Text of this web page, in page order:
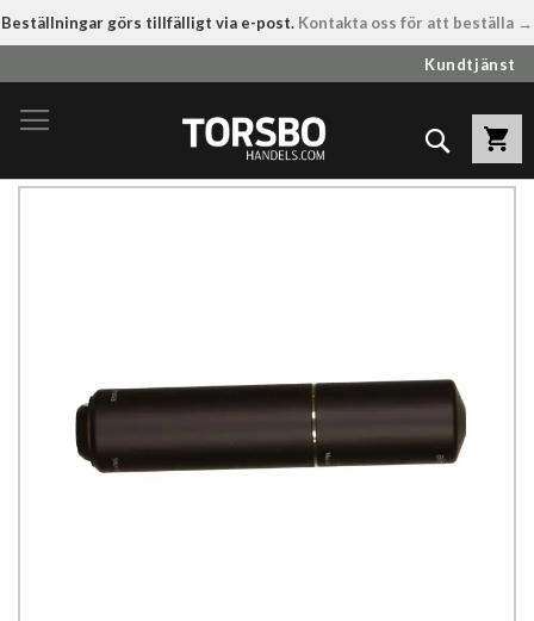
Beställningar görs tillfälligt via e-post. Kontakta oss för att beställa →
till
innehållet
Kundtjänst
Sök